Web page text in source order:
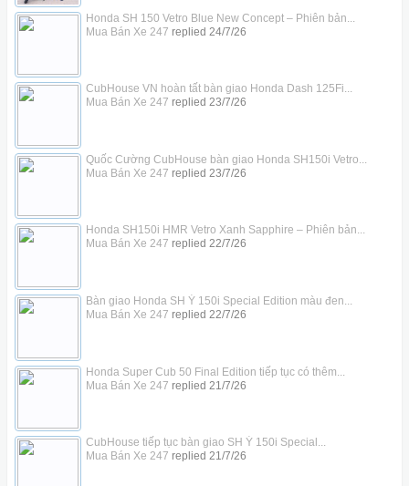
Honda SH 150 Vetro Blue New Concept – Phiên bản...
Mua Bán Xe 247 replied 24/7/26
CubHouse VN hoàn tất bàn giao Honda Dash 125Fi...
Mua Bán Xe 247 replied 23/7/26
Quốc Cường CubHouse bàn giao Honda SH150i Vetro...
Mua Bán Xe 247 replied 23/7/26
Honda SH150i HMR Vetro Xanh Sapphire – Phiên bản...
Mua Bán Xe 247 replied 22/7/26
Bàn giao Honda SH Ý 150i Special Edition màu đen...
Mua Bán Xe 247 replied 22/7/26
Honda Super Cub 50 Final Edition tiếp tục có thêm...
Mua Bán Xe 247 replied 21/7/26
CubHouse tiếp tục bàn giao SH Ý 150i Special...
Mua Bán Xe 247 replied 21/7/26